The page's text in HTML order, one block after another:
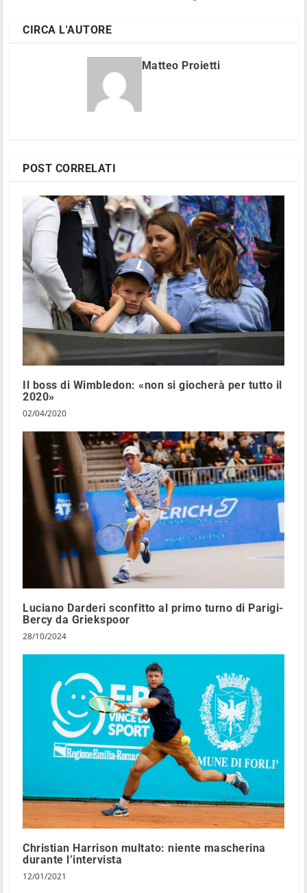
CIRCA L'AUTORE
Matteo Proietti
POST CORRELATI
Il boss di Wimbledon: «non si giocherà per tutto il
2020»
02/04/2020
Luciano Darderi sconfitto al primo turno di Parigi-
Bercy da Griekspoor
28/10/2024
Christian Harrison multato: niente mascherina
durante l’intervista
12/01/2021